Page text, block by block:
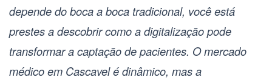
depende do boca a boca tradicional, você está
prestes a descobrir como a digitalização pode
transformar a captação de pacientes. O mercado
médico em Cascavel é dinâmico, mas a